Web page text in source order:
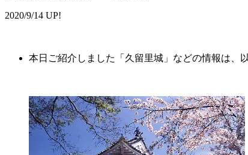
2020/9/14 UP!
本日ご紹介しました「久留里城」などの情報は、